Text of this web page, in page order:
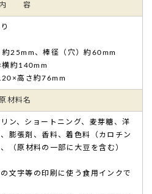
内 容
25mm、棒径（穴）約60mm
横約140mm
高さ約76mm
原材料名
ン、ショートニング、麦芽糖、洋
膨張剤、香料、着色料（カロチン
（原材料の一部に大豆を含む）
文字等の印刷に使う食用インクで